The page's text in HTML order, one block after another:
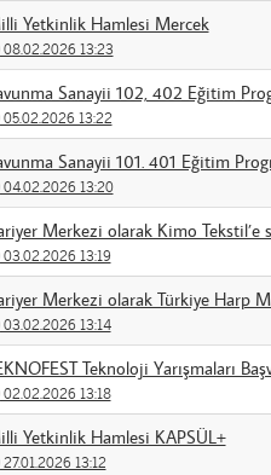
Yetkinlik Hamlesi Mercek
08.02.2026 13:23
Sanayii 102, 402 Eğitim
05.02.2026 13:22
Sanayii 101. 401 Eğitim
04.02.2026 13:20
Merkezi olarak Kimo Tekstil’e
03.02.2026 13:19
Merkezi olarak Türkiye Harp
03.02.2026 13:14
Teknoloji Yarışmaları
02.02.2026 13:18
Yetkinlik Hamlesi KAPSÜL+
27.01.2026 13:12